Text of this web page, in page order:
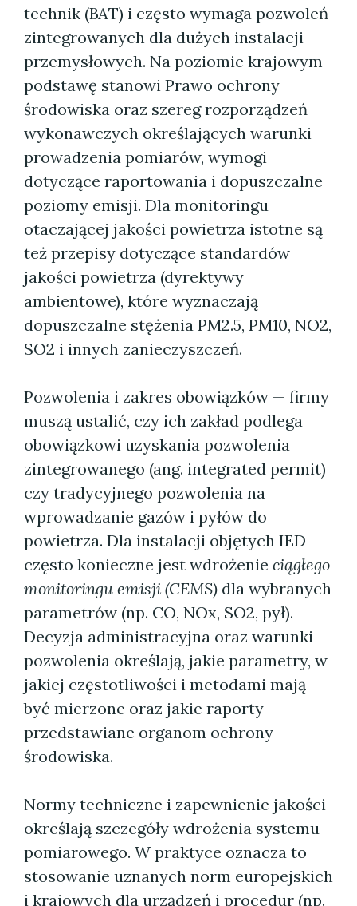
technik (BAT) i często wymaga pozwoleń
zintegrowanych dla dużych instalacji
przemysłowych. Na poziomie krajowym
podstawę stanowi Prawo ochrony
środowiska oraz szereg rozporządzeń
wykonawczych określających warunki
prowadzenia pomiarów, wymogi
dotyczące raportowania i dopuszczalne
poziomy emisji. Dla monitoringu
otaczającej jakości powietrza istotne są
też przepisy dotyczące standardów
jakości powietrza (dyrektywy
ambientowe), które wyznaczają
dopuszczalne stężenia PM2.5, PM10, NO2,
SO2 i innych zanieczyszczeń.
Pozwolenia i zakres obowiązków — firmy
muszą ustalić, czy ich zakład podlega
obowiązkowi uzyskania pozwolenia
zintegrowanego (ang. integrated permit)
czy tradycyjnego pozwolenia na
wprowadzanie gazów i pyłów do
powietrza. Dla instalacji objętych IED
często konieczne jest wdrożenie ciągłego
monitoringu emisji (CEMS) dla wybranych
parametrów (np. CO, NOx, SO2, pył).
Decyzja administracyjna oraz warunki
pozwolenia określają, jakie parametry, w
jakiej częstotliwości i metodami mają
być mierzone oraz jakie raporty
przedstawiane organom ochrony
środowiska.
Normy techniczne i zapewnienie jakości
określają szczegóły wdrożenia systemu
pomiarowego. W praktyce oznacza to
stosowanie uznanych norm europejskich
i krajowych dla urządzeń i procedur (np.